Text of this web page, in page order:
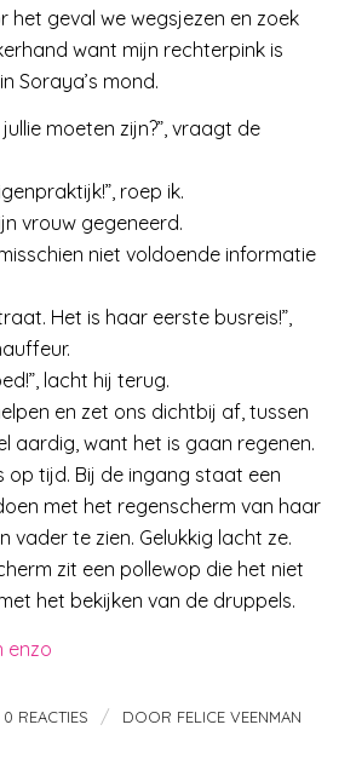
het geval we wegsjezen en zoek
want mijn rechterpink is
Soraya’s mond.
moeten zijn?”, vraagt de
roep ik.
vrouw gegeneerd.
niet voldoende informatie
Het is haar eerste busreis!”,
lacht hij terug.
en zet ons dichtbij af, tussen
aardig, want het is gaan regenen.
op tijd. Bij de ingang staat een
met het regenscherm van haar
vader te zien. Gelukkig lacht ze.
zit een pollewop die het niet
het bekijken van de druppels.
enzo
0 REACTIES / DOOR FELICE VEENMAN